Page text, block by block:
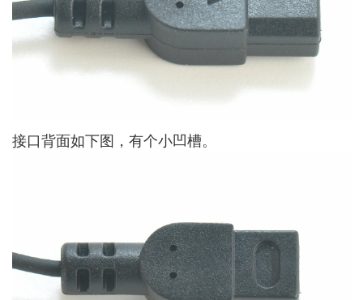
接口背面如下图，有个小凹槽。